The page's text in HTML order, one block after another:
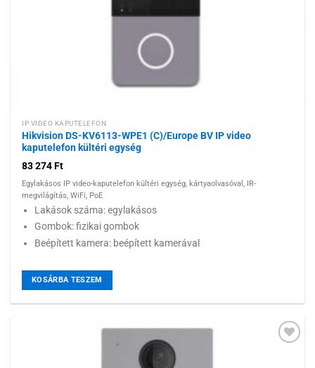
IP VIDEO KAPUTELEFON
Hikvision DS-KV6113-WPE1 (C)/Europe BV IP video
kaputelefon kültéri egység
83 274Ft
Egylakásos IP video-kaputelefon kültéri egység, kártyaolvasóval, IR-
megvilágítás, WiFi, PoE
Lakások száma: egylakásos
Gombok: fizikai gombok
Beépített kamera: beépített kamerával
KOSÁRBA TESZEM